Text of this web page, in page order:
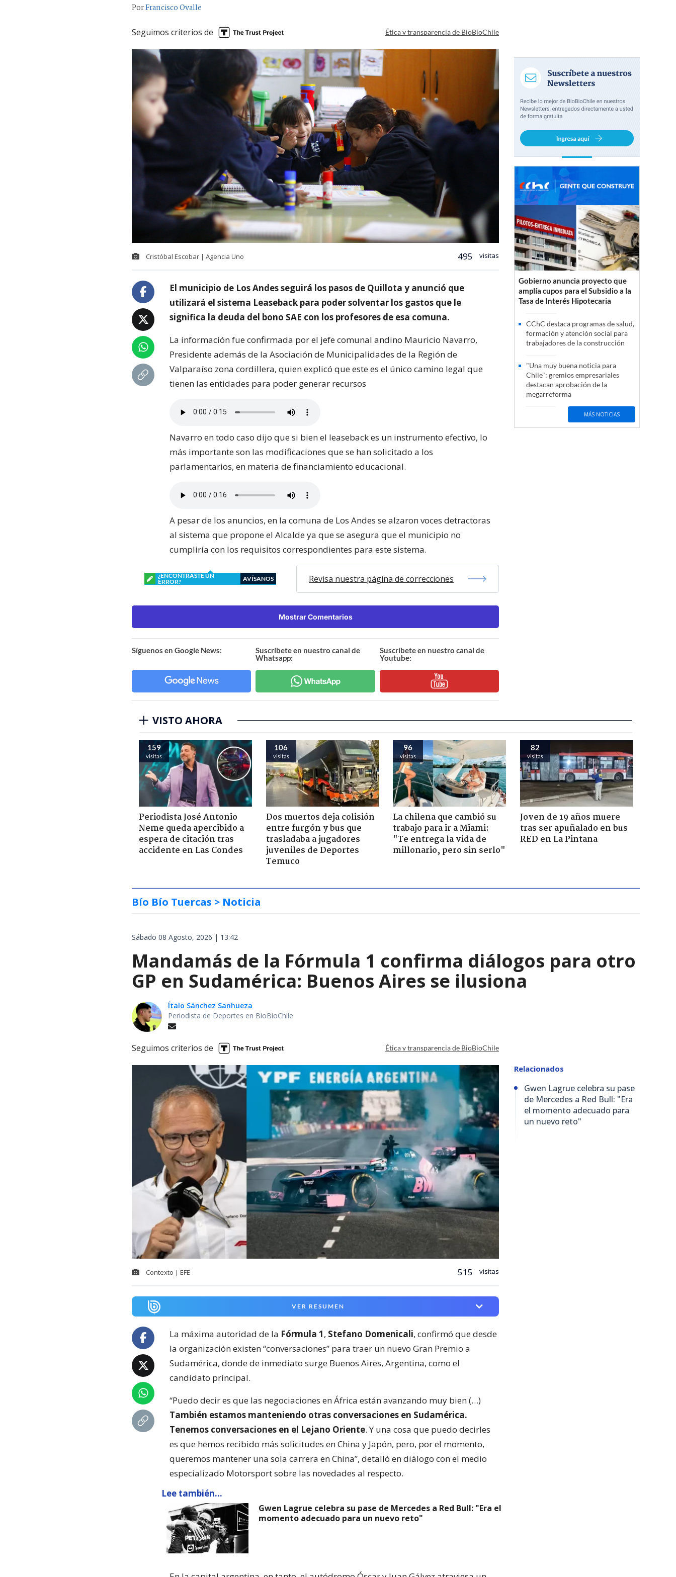
PorFrancisco Ovalle
Seguimos criterios de Ética y transparencia de BioBioChile
Cristóbal Escobar | Agencia Uno 495 visitas
El municipio de Los Andes seguirá los pasos de Quillota y anunció que
utilizará el sistema Leaseback para poder solventar los gastos que le
significa la deuda del bono SAE con los profesores de esa comuna.
La información fue confirmada por el jefe comunal andino Mauricio Navarro,
Presidente además de la Asociación de Municipalidades de la Región de
Valparaíso zona cordillera, quien explicó que este es el único camino legal que
tienen las entidades para poder generar recursos
Navarro en todo caso dijo que si bien el leaseback es un instrumento efectivo, lo
más importante son las modificaciones que se han solicitado a los
parlamentarios, en materia de financiamiento educacional.
A pesar de los anuncios, en la comuna de Los Andes se alzaron voces detractoras
al sistema que propone el Alcalde ya que se asegura que el municipio no
cumpliría con los requisitos correspondientes para este sistema.
¿ENCONTRASTE UN
ERROR?
AVÍSANOS Revisa nuestra página de correcciones
Mostrar Comentarios
Síguenos en Google News:
Suscríbete en nuestro canal de
Whatsapp:
Suscríbete en nuestro canal de
Youtube:
Gobierno anuncia proyecto que
amplía cupos para el Subsidio a la
Tasa de Interés Hipotecaria
CChC destaca programas de salud,
formación y atención social para
trabajadores de la construcción
"Una muy buena noticia para
Chile": gremios empresariales
destacan aprobación de la
megarreforma
MÁS NOTICIAS
VISTO AHORA
159
visitas
Periodista José Antonio
Neme queda apercibido a
espera de citación tras
accidente en Las Condes
106
visitas
Dos muertos deja colisión
entre furgón y bus que
trasladaba a jugadores
juveniles de Deportes
Temuco
96
visitas
La chilena que cambió su
trabajo para ir a Miami:
"Te entrega la vida de
millonario, pero sin serlo"
82
visitas
Joven de 19 años muere
tras ser apuñalado en bus
RED en La Pintana
Bío Bío Tuercas > Noticia
Sábado 08 Agosto, 2026 | 13:42
Mandamás de la Fórmula 1 confirma diálogos para otro
GP en Sudamérica: Buenos Aires se ilusiona
Ítalo Sánchez Sanhueza
Periodista de Deportes en BioBioChile
Seguimos criterios de Ética y transparencia de BioBioChile
Contexto | EFE 515 visitas
VER RESUMEN
La máxima autoridad de la Fórmula 1, Stefano Domenicali, confirmó que desde
la organización existen “conversaciones” para traer un nuevo Gran Premio a
Sudamérica, donde de inmediato surge Buenos Aires, Argentina, como el
candidato principal.
“Puedo decir es que las negociaciones en África están avanzando muy bien (…)
También estamos manteniendo otras conversaciones en Sudamérica.
Tenemos conversaciones en el Lejano Oriente. Y una cosa que puedo decirles
es que hemos recibido más solicitudes en China y Japón, pero, por el momento,
queremos mantener una sola carrera en China”, detalló en diálogo con el medio
especializado Motorsport sobre las novedades al respecto.
Lee también...
Gwen Lagrue celebra su pase de Mercedes a Red Bull: "Era el
momento adecuado para un nuevo reto"
Relacionados
Gwen Lagrue celebra su pase
de Mercedes a Red Bull: "Era
el momento adecuado para
un nuevo reto"